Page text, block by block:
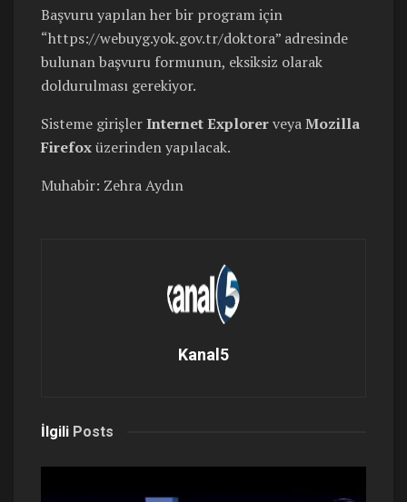
Başvuru yapılan her bir program için
“https://webuyg.yok.gov.tr/doktora” adresinde
bulunan başvuru formunun, eksiksiz olarak
doldurulması gerekiyor.
Sisteme girişlerInternet ExplorerveyaMozilla
Firefoxüzerinden yapılacak.
Muhabir: Zehra Aydın
Kanal5
İlgili Posts